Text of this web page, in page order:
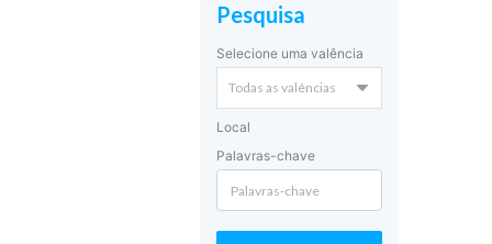
Pesquisa
Selecione uma valência
Local
Palavras-chave